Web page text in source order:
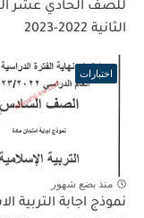
للصف الحادي عشر
الثانية 2022-2023
اختبارات
منذ بضع شهور
نموذج اجابة التربية